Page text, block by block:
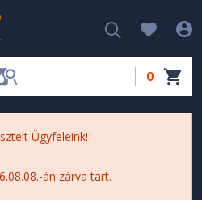
0
Ügyfeleink!
án zárva tart.